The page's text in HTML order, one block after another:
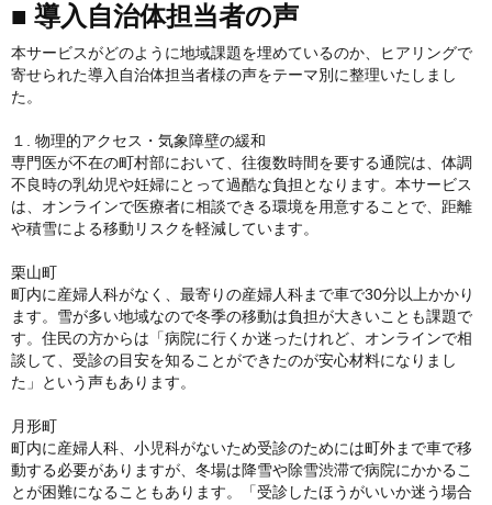
■ 導入自治体担当者の声
本サービスがどのように地域課題を埋めているのか、ヒアリングで
寄せられた導入自治体担当者様の声をテーマ別に整理いたしまし
た。
１. 物理的アクセス・気象障壁の緩和
専門医が不在の町村部において、往復数時間を要する通院は、体調
不良時の乳幼児や妊婦にとって過酷な負担となります。本サービス
は、オンラインで医療者に相談できる環境を用意することで、距離
や積雪による移動リスクを軽減しています。
栗山町
町内に産婦人科がなく、最寄りの産婦人科まで車で30分以上かかり
ます。雪が多い地域なので冬季の移動は負担が大きいことも課題で
す。住民の方からは「病院に行くか迷ったけれど、オンラインで相
談して、受診の目安を知ることができたのが安心材料になりまし
た」という声もあります。
月形町
町内に産婦人科、小児科がないため受診のためには町外まで車で移
動する必要がありますが、冬場は降雪や除雪渋滞で病院にかかるこ
とが困難になることもあります。「受診したほうがいいか迷う場合